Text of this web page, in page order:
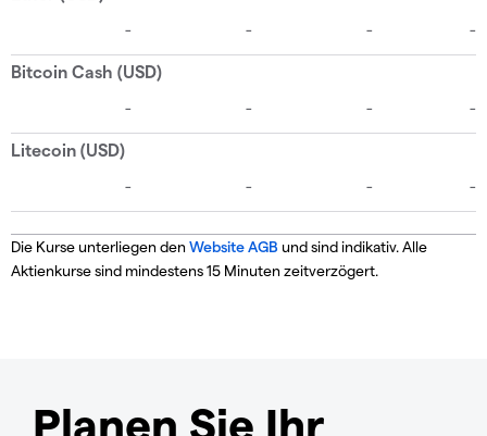
Die Kurse unterliegen den Website AGB und sind indikativ. Alle
Aktienkurse sind mindestens 15 Minuten zeitverzögert.
Planen Sie Ihr